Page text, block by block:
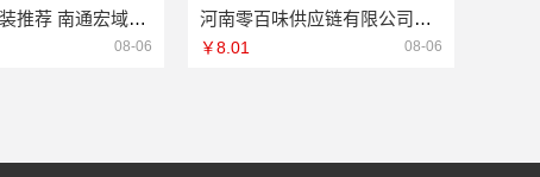
本地全屋家装推荐 南通宏域全宅装饰建材有限公司
08-06
河南零百味供应链有限公司整店输出量贩零食加盟
￥8.01 08-06